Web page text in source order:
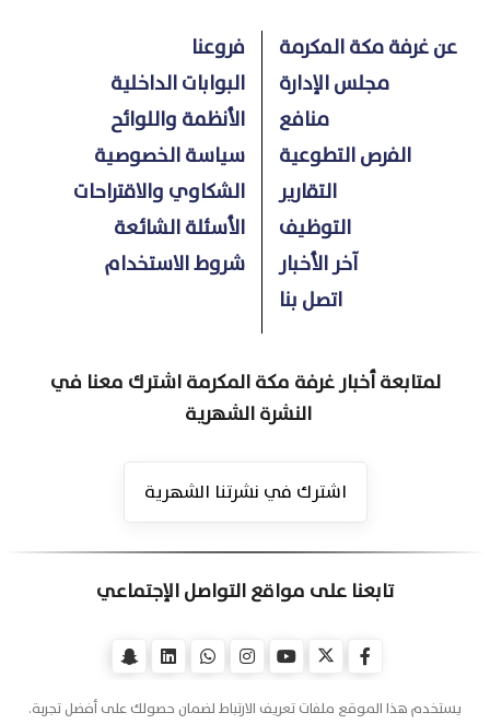
عن غرفة مكة المكرمة
مجلس الإدارة
منافع
الفرص التطوعية
التقارير
التوظيف
آخر الأخبار
اتصل بنا
فروعنا
البوابات الداخلية
الأنظمة واللوائح
سياسة الخصوصية
الشكاوي والاقتراحات
الأسئلة الشائعة
شروط الاستخدام
لمتابعة أخبار غرفة مكة المكرمة اشترك معنا في
النشرة الشهرية
اشترك في نشرتنا الشهرية
تابعنا على مواقع التواصل الإجتماعي
يستخدم هذا الموقع ملفات تعريف الارتباط لضمان حصولك على أفضل تجربة.